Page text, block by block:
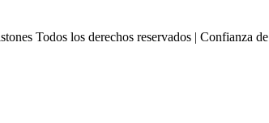
Todos los derechos reservados | Confianza de